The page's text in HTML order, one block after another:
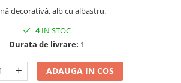
decorativă, alb cu albastru.
4IN STOC
Durata de livrare: 1
ADAUGA IN COS